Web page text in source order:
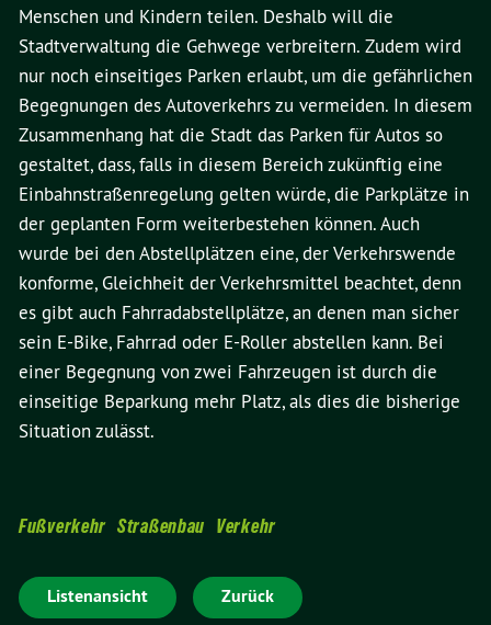
Menschen und Kindern teilen. Deshalb will die
Stadtverwaltung die Gehwege verbreitern. Zudem wird
nur noch einseitiges Parken erlaubt, um die gefährlichen
Begegnungen des Autoverkehrs zu vermeiden. In diesem
Zusammenhang hat die Stadt das Parken für Autos so
gestaltet, dass, falls in diesem Bereich zukünftig eine
Einbahnstraßenregelung gelten würde, die Parkplätze in
der geplanten Form weiterbestehen können. Auch
wurde bei den Abstellplätzen eine, der Verkehrswende
konforme, Gleichheit der Verkehrsmittel beachtet, denn
es gibt auch Fahrradabstellplätze, an denen man sicher
sein E-Bike, Fahrrad oder E-Roller abstellen kann. Bei
einer Begegnung von zwei Fahrzeugen ist durch die
einseitige Beparkung mehr Platz, als dies die bisherige
Situation zulässt.
Fußverkehr Straßenbau Verkehr
Listenansicht Zurück